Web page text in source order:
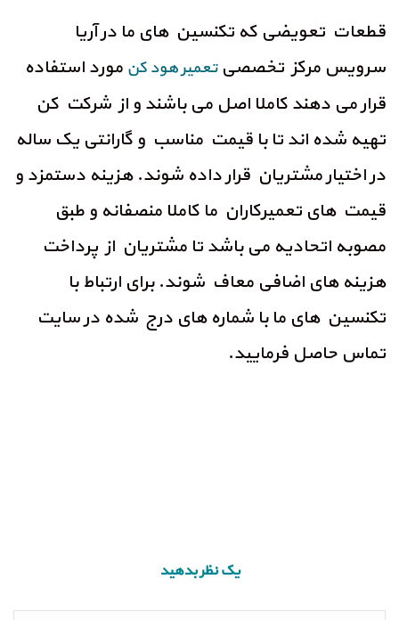
قطعات تعویضی که تکنسین های ما در آریا
سرویس مرکز تخصصی تعمیر هود کن مورد استفاده
قرار می دهند کاملا اصل می باشند و از شرکت کن
تهیه شده اند تا با قیمت مناسب و گارانتی یک ساله
در اختیار مشتریان قرار داده شوند. هزینه دستمزد و
قیمت های تعمیرکاران ما کاملا منصفانه و طبق
مصوبه اتحادیه می باشد تا مشتریان از پرداخت
هزینه های اضافی معاف شوند. برای ارتباط با
تکنسین های ما با شماره های درج شده در سایت
تماس حاصل فرمایید.
یک نظر بدهید